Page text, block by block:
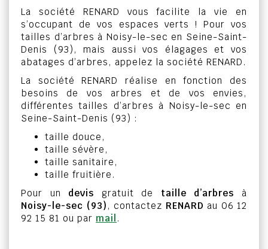
La société RENARD vous facilite la vie en
s’occupant de vos espaces verts ! Pour vos
tailles d’arbres à Noisy-le-sec en Seine-Saint-
Denis (93), mais aussi vos élagages et vos
abatages d’arbres, appelez la société RENARD.
La société RENARD réalise en fonction des
besoins de vos arbres et de vos envies,
différentes tailles d’arbres à Noisy-le-sec en
Seine-Saint-Denis (93) :
taille douce,
taille sévère,
taille sanitaire,
taille fruitière.
Pour un devis gratuit de taille d’arbres à
Noisy-le-sec (93) , contactez RENARD au 06 12
92 15 81 ou par mail .